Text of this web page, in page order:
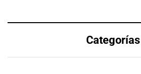
Categorías